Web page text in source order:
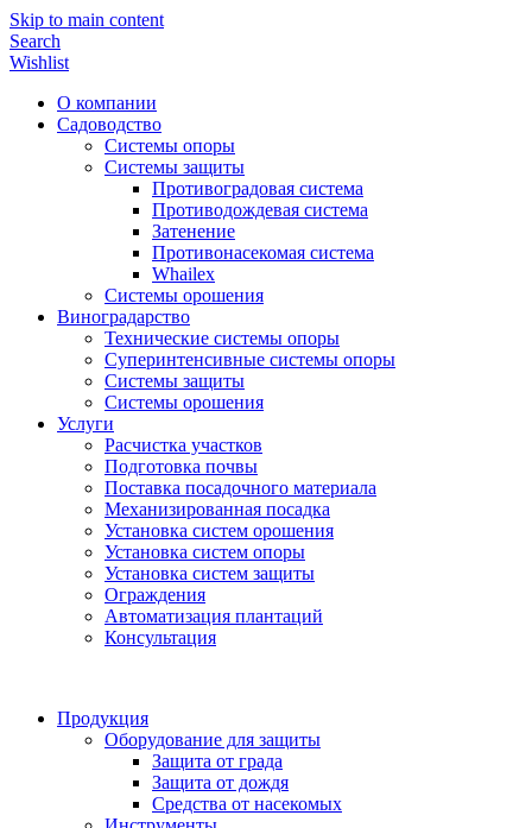
Skip to main content
Search
Wishlist
О компании
Садоводство
Системы опоры
Системы защиты
Противоградовая система
Противодождевая система
Затенение
Противонасекомая система
Whailex
Системы орошения
Виноградарство
Технические системы опоры
Суперинтенсивные системы опоры
Системы защиты
Системы орошения
Услуги
Расчистка участков
Подготовка почвы
Поставка посадочного материала
Механизированная посадка
Установка систем орошения
Установка систем опоры
Установка систем защиты
Ограждения
Автоматизация плантаций
Консультация
Продукция
Оборудование для защиты
Защита от града
Защита от дождя
Средства от насекомых